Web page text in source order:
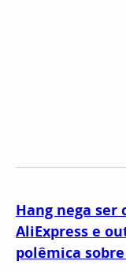
Hang nega ser
AliExpress e
polêmica